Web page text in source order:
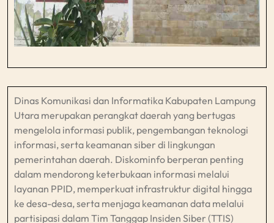
Dinas Komunikasi dan Informatika Kabupaten Lampung
Utara merupakan perangkat daerah yang bertugas
mengelola informasi publik, pengembangan teknologi
informasi, serta keamanan siber di lingkungan
pemerintahan daerah. Diskominfo berperan penting
dalam mendorong keterbukaan informasi melalui
layanan PPID, memperkuat infrastruktur digital hingga
ke desa-desa, serta menjaga keamanan data melalui
partisipasi dalam Tim Tanggap Insiden Siber (TTIS)